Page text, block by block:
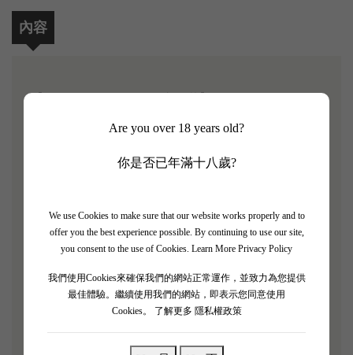
Are you over 18 years old?
你是否已年滿十八歲?
We use Cookies to make sure that our website works properly and to
offer you the best experience possible. By continuing to use our site,
you consent to the use of Cookies. Learn More Privacy Policy
我們使用Cookies來確保我們的網站正常運作，並致力為您提供
最佳體驗。繼續使用我們的網站，即表示您同意使用
Cookies。
了解更多 隱私權政策
內容
Robert Parker 評分: 90/100
Chateau de Pez 建於 15 世紀，是Saint Estèphe 最古老
Brion），並將其葡萄園交給了佩斯。 法國大革命
後，酒莊被作為國家財產出售，並由一系列家族擁
有，之後於 1995 年被路易王妃香檳 (Champagne
Louis Roederer) 收購。
香料和深色漿果以及一些肉荳蔻和雪松。 酒體中等
至飽滿，單寧細膩，餘韻精緻漂亮。 如此精細。 緊